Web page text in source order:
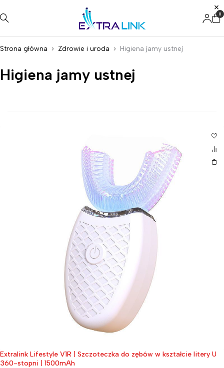
0
Strona główna Zdrowie i uroda Higiena jamy ustnej
Higiena jamy ustnej
Extralink Lifestyle V1R | Szczoteczka do zębów w kształcie litery U
360-stopni | 1500mAh